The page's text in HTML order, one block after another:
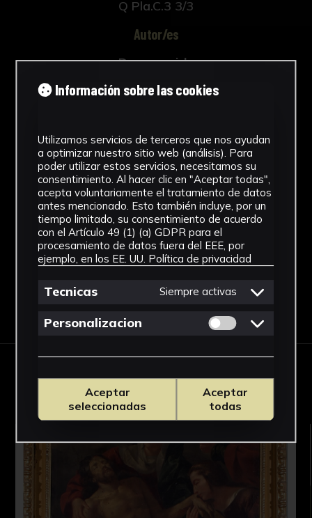
Q Pla.C.3 3/3
Autor/es
Desconocido
Tipología
Cronología
SF
Fondo
Sin fondo
OBRAS RELACIONADAS
Información sobre las cookies
Utilizamos servicios de terceros que nos ayudan
a optimizar nuestro sitio web (análisis). Para
poder utilizar estos servicios, necesitamos su
consentimiento. Al hacer clic en "Aceptar todas",
acepta voluntariamente el tratamiento de datos
antes mencionado. Esto también incluye, por un
tiempo limitado, su consentimiento de acuerdo
con el Artículo 49 (1) (a) GDPR para el
procesamiento de datos fuera del EEE, por
ejemplo, en los EE. UU. Política de privacidad
Tecnicas Siempre activas
Personalizacion Permitir cookies
Aceptar
seleccionadas
Aceptar
todas